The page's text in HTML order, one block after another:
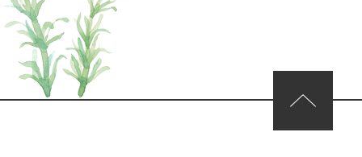
ページの先頭へ